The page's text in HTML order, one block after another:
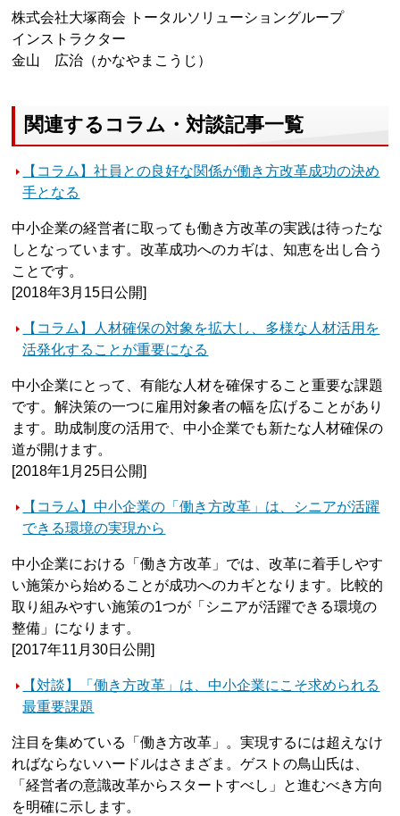
株式会社大塚商会 トータルソリューショングループ
インストラクター
金山 広治（かなやまこうじ）
関連するコラム・対談記事一覧
【コラム】社員との良好な関係が働き方改革成功の決め
手となる
中小企業の経営者に取っても働き方改革の実践は待ったな
しとなっています。改革成功へのカギは、知恵を出し合う
ことです。
[2018年3月15日公開]
【コラム】人材確保の対象を拡大し、多様な人材活用を
活発化することが重要になる
中小企業にとって、有能な人材を確保すること重要な課題
です。解決策の一つに雇用対象者の幅を広げることがあり
ます。助成制度の活用で、中小企業でも新たな人材確保の
道が開けます。
[2018年1月25日公開]
【コラム】中小企業の「働き方改革」は、シニアが活躍
できる環境の実現から
中小企業における「働き方改革」では、改革に着手しやす
い施策から始めることが成功へのカギとなります。比較的
取り組みやすい施策の1つが「シニアが活躍できる環境の
整備」になります。
[2017年11月30日公開]
【対談】「働き方改革」は、中小企業にこそ求められる
最重要課題
注目を集めている「働き方改革」。実現するには超えなけ
ればならないハードルはさまざま。ゲストの鳥山氏は、
「経営者の意識改革からスタートすべし」と進むべき方向
を明確に示します。